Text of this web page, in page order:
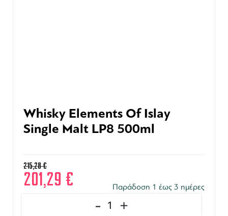
Whisky Elements Of Islay
Single Malt LP8 500ml
215,28€
201,29 € Παράδοση 1 έως 3 ημέρες
- +